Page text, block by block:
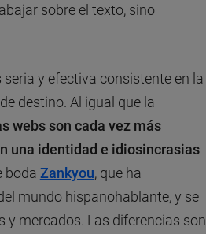
sobre el texto, sino
y efectiva consistente en la
destino. Al igual que la
webs son cada vez más
una identidad e idiosincrasias
boda Zankyou, que ha
mundo hispanohablante, y se
y mercados. Las diferencias son